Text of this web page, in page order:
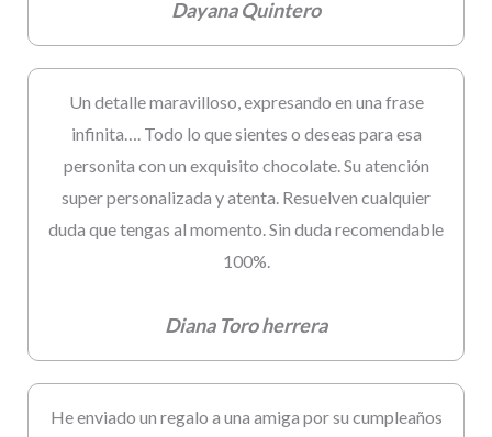
Dayana Quintero
Un detalle maravilloso, expresando en una frase
infinita…. Todo lo que sientes o deseas para esa
personita con un exquisito chocolate. Su atención
super personalizada y atenta. Resuelven cualquier
duda que tengas al momento. Sin duda recomendable
100%.
Diana Toro herrera
He enviado un regalo a una amiga por su cumpleaños